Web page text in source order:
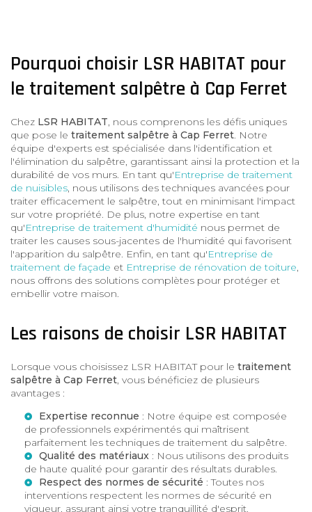
Pourquoi choisir LSR HABITAT pour
le traitement salpêtre à Cap Ferret
Chez LSR HABITAT, nous comprenons les défis uniques
que pose le traitement salpêtre à Cap Ferret. Notre
équipe d'experts est spécialisée dans l'identification et
l'élimination du salpêtre, garantissant ainsi la protection et la
durabilité de vos murs. En tant qu'Entreprise de traitement
de nuisibles, nous utilisons des techniques avancées pour
traiter efficacement le salpêtre, tout en minimisant l'impact
sur votre propriété. De plus, notre expertise en tant
qu'Entreprise de traitement d'humidité nous permet de
traiter les causes sous-jacentes de l'humidité qui favorisent
l'apparition du salpêtre. Enfin, en tant qu'Entreprise de
traitement de façade et Entreprise de rénovation de toiture,
nous offrons des solutions complètes pour protéger et
embellir votre maison.
Les raisons de choisir LSR HABITAT
Lorsque vous choisissez LSR HABITAT pour le traitement
salpêtre à Cap Ferret, vous bénéficiez de plusieurs
avantages :
Expertise reconnue : Notre équipe est composée
de professionnels expérimentés qui maîtrisent
parfaitement les techniques de traitement du salpêtre.
Qualité des matériaux : Nous utilisons des produits
de haute qualité pour garantir des résultats durables.
Respect des normes de sécurité : Toutes nos
interventions respectent les normes de sécurité en
vigueur, assurant ainsi votre tranquillité d'esprit.